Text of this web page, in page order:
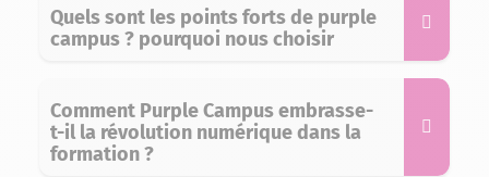
Quels sont les points forts de purple
campus ? pourquoi nous choisir
Comment Purple Campus embrasse-
t-il la révolution numérique dans la
formation ?